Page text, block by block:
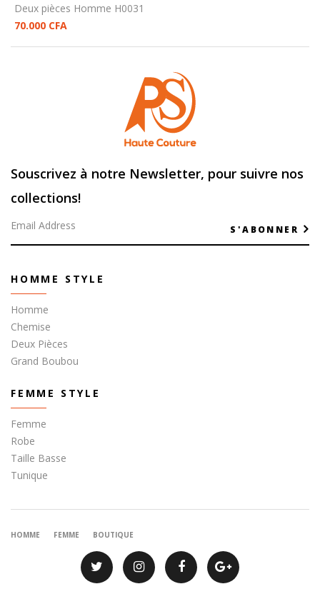
Deux pièces Homme H0031
70.000 CFA
Souscrivez à notre Newsletter, pour suivre nos
collections!
S'ABONNER
HOMME STYLE
Homme
Chemise
Deux Pièces
Grand Boubou
FEMME STYLE
Femme
Robe
Taille Basse
Tunique
HOMME FEMME BOUTIQUE